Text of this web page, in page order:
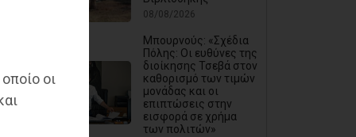
οι
08/08/2026
Μπουρνούς: «Σχέδια
Πόλης: Οι ευθύνες της
διοίκησης Τσεβά στον
καθορισμό των τιμών
μονάδας και οι
επιπτώσεις στην
εισφορά σε χρήμα
των πολιτών»